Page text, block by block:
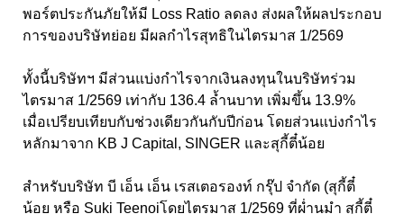
พอร์ตประกันภัยให้มี Loss Ratio ลดลง ส่งผลให้ผลประกอบ
การของบริษัทย่อย มีผลกำไรสุทธิในไตรมาส 1/2569
ทั้งนี้บริษัทฯ มีส่วนแบ่งกำไรจากเงินลงทุนในบริษัทร่วม
ไตรมาส 1/2569 เท่ากับ 136.4 ล้ำนบาท เพิ่มขึ้น 13.9%
เมื่อเปรียบเทียบกับช่วงเดียวกันกับปีก่อน โดยส่วนแบ่งกำไร
หลักมาจาก KB J Capital, SINGER และสุกี้ตี๋น้อย
สำหรับบริษัท บี เอ็น เอ็น เรสเตอรองท์ กรุ๊ป จำกัด (สุกี้ตี๋
น้อย หรือ Suki Teenoiโดยไตรมาส 1/2569 ที่ผ่ำนมำ สุกี้ตี๋